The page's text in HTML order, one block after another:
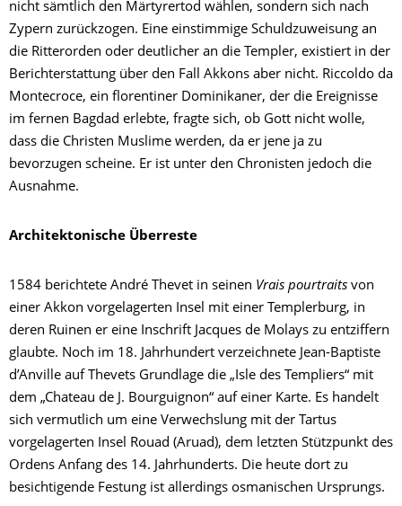
nicht sämtlich den Märtyrertod wählen, sondern sich nach
Zypern zurückzogen. Eine einstimmige Schuldzuweisung an
die Ritterorden oder deutlicher an die Templer, existiert in der
Berichterstattung über den Fall Akkons aber nicht. Riccoldo da
Montecroce, ein florentiner Dominikaner, der die Ereignisse
im fernen Bagdad erlebte, fragte sich, ob Gott nicht wolle,
dass die Christen Muslime werden, da er jene ja zu
bevorzugen scheine. Er ist unter den Chronisten jedoch die
Ausnahme.
Architektonische Überreste
1584 berichtete André Thevet in seinen Vrais pourtraits von
einer Akkon vorgelagerten Insel mit einer Templerburg, in
deren Ruinen er eine Inschrift Jacques de Molays zu entziffern
glaubte. Noch im 18. Jahrhundert verzeichnete Jean-Baptiste
d’Anville auf Thevets Grundlage die „Isle des Templiers“ mit
dem „Chateau de J. Bourguignon“ auf einer Karte. Es handelt
sich vermutlich um eine Verwechslung mit der Tartus
vorgelagerten Insel Rouad (Aruad), dem letzten Stützpunkt des
Ordens Anfang des 14. Jahrhunderts. Die heute dort zu
besichtigende Festung ist allerdings osmanischen Ursprungs.